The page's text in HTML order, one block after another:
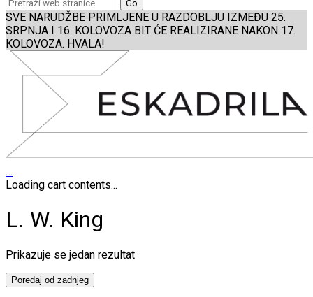
SVE NARUDŽBE PRIMLJENE U RAZDOBLJU IZMEĐU 25.
SRPNJA I 16. KOLOVOZA BIT ĆE REALIZIRANE NAKON 17.
KOLOVOZA. HVALA!
…
Loading cart contents...
L. W. King
Prikazuje se jedan rezultat
Poredaj od zadnjeg